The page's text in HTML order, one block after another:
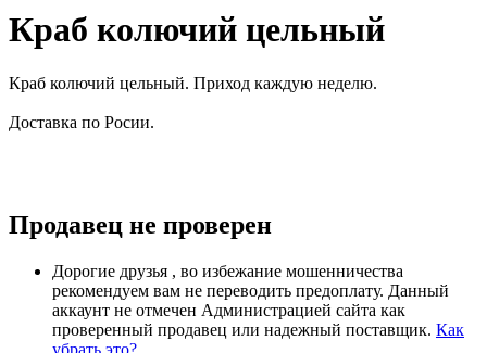
Краб колючий цельный
Краб колючий цельный. Приход каждую неделю.
Доставка по Росии.
Продавец не проверен
Дорогие друзья , во избежание мошенничества
рекомендуем вам не переводить предоплату. Данный
аккаунт не отмечен Администрацией сайта как
проверенный продавец или надежный поставщик. Как
убрать это?